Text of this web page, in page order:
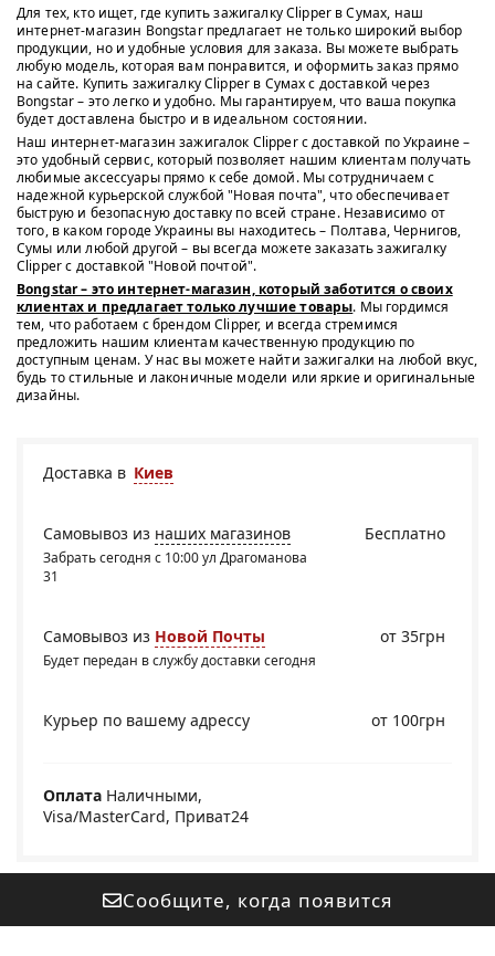
Для тех, кто ищет, где купить зажигалку Clipper в Сумах, наш
интернет-магазин Bongstar предлагает не только широкий выбор
продукции, но и удобные условия для заказа. Вы можете выбрать
любую модель, которая вам понравится, и оформить заказ прямо
на сайте. Купить зажигалку Clipper в Сумах с доставкой через
Bongstar – это легко и удобно. Мы гарантируем, что ваша покупка
будет доставлена быстро и в идеальном состоянии.
Наш интернет-магазин зажигалок Clipper с доставкой по Украине –
это удобный сервис, который позволяет нашим клиентам получать
любимые аксессуары прямо к себе домой. Мы сотрудничаем с
надежной курьерской службой "Новая почта", что обеспечивает
быструю и безопасную доставку по всей стране. Независимо от
того, в каком городе Украины вы находитесь – Полтава, Чернигов,
Сумы или любой другой – вы всегда можете заказать зажигалку
Clipper с доставкой "Новой почтой".
Bongstar – это интернет-магазин, который заботится о своих
клиентах и предлагает только лучшие товары. Мы гордимся
тем, что работаем с брендом Clipper, и всегда стремимся
предложить нашим клиентам качественную продукцию по
доступным ценам. У нас вы можете найти зажигалки на любой вкус,
будь то стильные и лаконичные модели или яркие и оригинальные
дизайны.
Доставка в Киев
Бесплатно
Самовывоз из наших магазинов
Забрать сегодня с 10:00 ул Драгоманова
31
Самовывоз из Новой Почты
Будет передан в службу доставки сегодня
от 35грн
Курьер по вашему адрессу от 100грн
Оплата Наличными,
Visa/MasterCard, Приват24
Сообщите, когда появится